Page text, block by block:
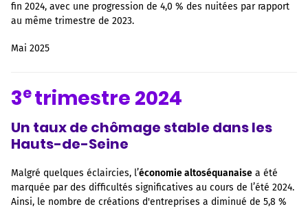
fin 2024, avec une progression de 4,0 % des nuitées par rapport
au même trimestre de 2023.
Mai 2025
3etrimestre 2024
Un taux de chômage stable dans les
Hauts-de-Seine
Malgré quelques éclaircies, l’économie altoséquanaise a été
marquée par des difficultés significatives au cours de l’été 2024.
Ainsi, le nombre de créations d'entreprises a diminué de 5,8 %